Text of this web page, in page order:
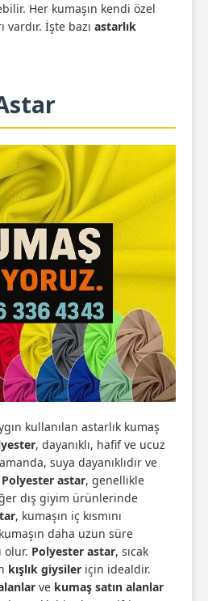
Her kumaşın kendi özel
vardır. İşte bazı astarlık
kullanılan astarlık kumaş
, dayanıklı, hafif ve ucuz
suya dayanıklıdır ve
Polyester astar, genellikle
dış giyim ürünlerinde
, kumaşın iç kısmını
daha uzun süre
olur. Polyester astar, sıcak
kışlık giysiler için idealdir.
ve kumaş satın alanlar